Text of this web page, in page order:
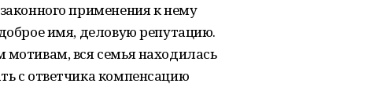
применения к нему
имя, деловую репутацию.
вся семья находилась
с ответчика компенсацию